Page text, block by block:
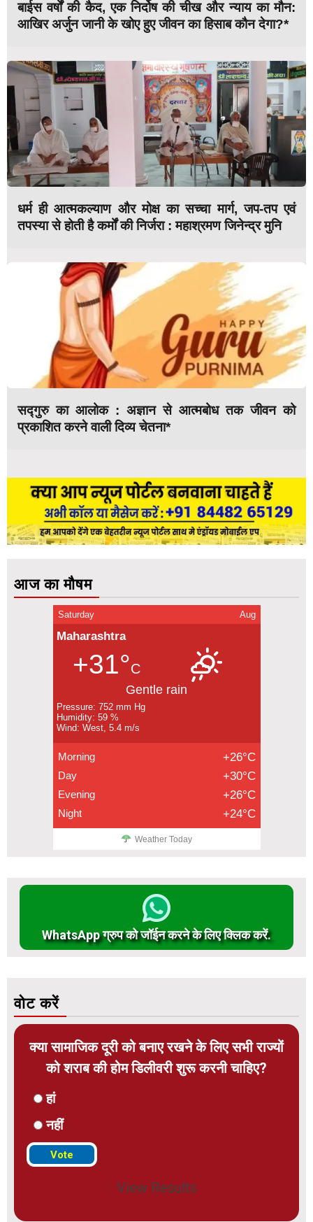
बाईस वर्षों की कैद, एक निर्दोष की चीख और न्याय का मौन:
आखिर अर्जुन जानी के खोए हुए जीवन का हिसाब कौन देगा?*
धर्म ही आत्मकल्याण और मोक्ष का सच्चा मार्ग, जप-तप एवं
तपस्या से होती है कर्मों की निर्जरा : महाश्रमण जिनेन्द्र मुनि
सद्गुरु का आलोक : अज्ञान से आत्मबोध तक जीवन को
प्रकाशित करने वाली दिव्य चेतना*
आज का मौषम
Saturday Aug
Maharashtra
+31°C
Gentle rain
Pressure: 752 mm Hg
Humidity: 59 %
Wind: West, 5.4 m/s
Morning +26°C
Day +30°C
Evening +26°C
Night +24°C
Weather Today
WhatsApp ग्रुप को जॉईन करने के लिए क्लिक करें.
वोट करें
क्या सामाजिक दूरी को बनाए रखने के लिए सभी राज्यों
को शराब की होम डिलीवरी शुरू करनी चाहिए?
हां
नहीं
View Results